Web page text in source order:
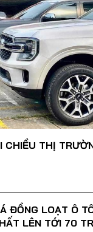
CHIỀU THỊ
ĐỒNG LOẠT Ô
LÊN TỚI 70